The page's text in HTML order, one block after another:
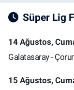
Süper Lig
14 Ağustos,
Galatasaray -
15 Ağustos,